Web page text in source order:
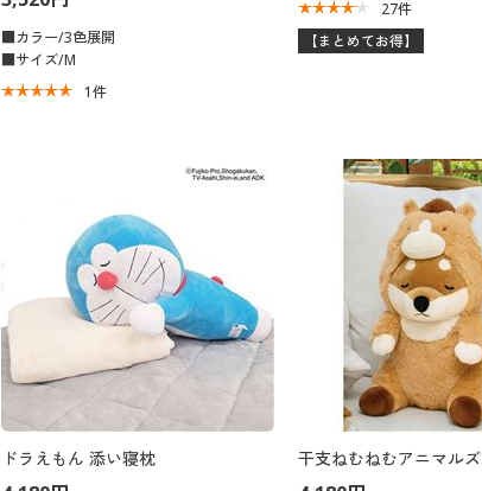
■カラー/3色展開
■サイズ/M
1件
27件
【まとめてお得】
ドラえもん 添い寝枕 干支ねむねむアニマルズ